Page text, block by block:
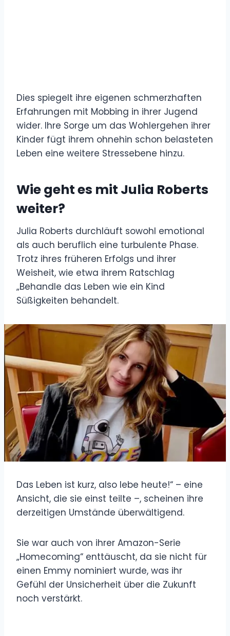
Dies spiegelt ihre eigenen schmerzhaften
Erfahrungen mit Mobbing in ihrer Jugend
wider. Ihre Sorge um das Wohlergehen ihrer
Kinder fügt ihrem ohnehin schon belasteten
Leben eine weitere Stressebene hinzu.
Wie geht es mit Julia Roberts
weiter?
Julia Roberts durchläuft sowohl emotional
als auch beruflich eine turbulente Phase.
Trotz ihres früheren Erfolgs und ihrer
Weisheit, wie etwa ihrem Ratschlag
„Behandle das Leben wie ein Kind
Süßigkeiten behandelt.
Das Leben ist kurz, also lebe heute!“ – eine
Ansicht, die sie einst teilte –, scheinen ihre
derzeitigen Umstände überwältigend.
Sie war auch von ihrer Amazon-Serie
„Homecoming“ enttäuscht, da sie nicht für
einen Emmy nominiert wurde, was ihr
Gefühl der Unsicherheit über die Zukunft
noch verstärkt.